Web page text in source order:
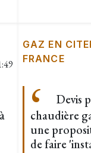
GAZ EN
FRANCE
Devis
chaudière
une
de faire